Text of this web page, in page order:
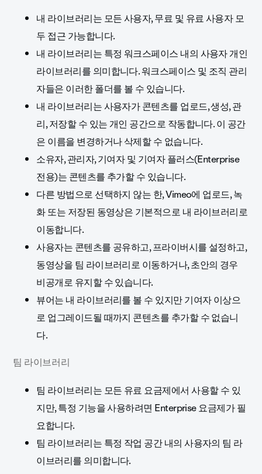
내 라이브러리는 모든 사용자, 무료 및 유료 사용자 모
두 접근 가능합니다.
내 라이브러리는 특정 워크스페이스 내의 사용자 개인
라이브러리를 의미합니다. 워크스페이스 및 조직 관리
자들은 이러한 폴더를 볼 수 있습니다.
내 라이브러리는 사용자가 콘텐츠를 업로드, 생성, 관
리, 저장할 수 있는 개인 공간으로 작동합니다. 이 공간
은 이름을 변경하거나 삭제할 수 없습니다.
소유자, 관리자, 기여자 및 기여자 플러스(Enterprise
전용)는 콘텐츠를 추가할 수 있습니다.
다른 방법으로 선택하지 않는 한, Vimeo에 업로드, 녹
화 또는 저장된 동영상은 기본적으로 내 라이브러리로
이동합니다.
사용자는 콘텐츠를 공유하고, 프라이버시를 설정하고,
동영상을 팀 라이브러리로 이동하거나, 초안의 경우
비공개로 유지할 수 있습니다.
뷰어는 내 라이브러리를 볼 수 있지만 기여자 이상으
로 업그레이드될 때까지 콘텐츠를 추가할 수 없습니
다.
팀 라이브러리
팀 라이브러리는 모든 유료 요금제에서 사용할 수 있
지만, 특정 기능을 사용하려면 Enterprise 요금제가 필
요합니다.
팀 라이브러리는 특정 작업 공간 내의 사용자의 팀 라
이브러리를 의미합니다.